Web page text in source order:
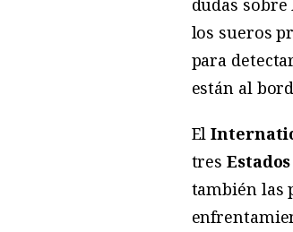
los sueros
para
están al
El
tres
también las